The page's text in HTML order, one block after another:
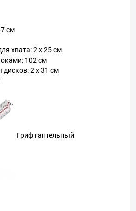
см
хвата: 2 x 25 см
102 см
дисков: 2 х 31 см
Гриф гантельный